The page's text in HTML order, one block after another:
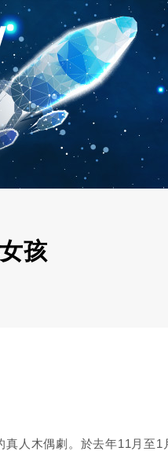
SHOWOW 敲
孩
人木偶劇。於去年11月